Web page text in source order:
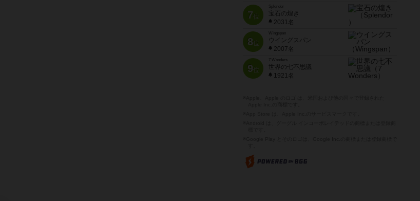
7位
宝石の煌き
2031名
8位
Wingspan
ウイングスパン
2007名
9位
7 Wonders
世界の七不思議
1921名